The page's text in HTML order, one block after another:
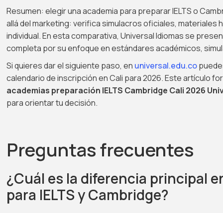
Resumen: elegir una academia para preparar IELTS o
allá del marketing: verifica simulacros oficiales, materiales
individual. En esta comparativa, Universal Idiomas se
completa por su enfoque en estándares académicos,
Si quieres dar el siguiente paso, en universal.edu.co
calendario de inscripción en Cali para 2026. Este artículo
academias preparación IELTS Cambridge Cali 2026
para orientar tu decisión.
Preguntas frecuentes
¿Cuál es la diferencia principal
para IELTS y Cambridge?